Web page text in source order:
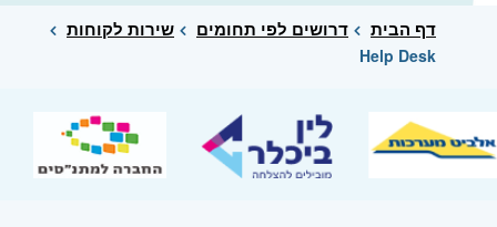
דף הבית דרושים לפי תחומים שירות לקוחות
Help Desk